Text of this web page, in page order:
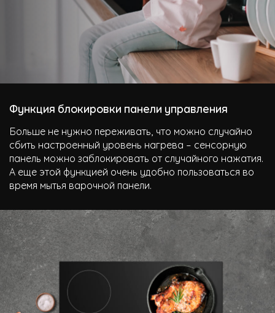
Функция блокировки панели управления
Больше не нужно переживать, что можно случайно
сбить настроенный уровень нагрева – сенсорную
панель можно заблокировать от случайного нажатия.
А еще этой функцией очень удобно пользоваться во
время мытья варочной панели.